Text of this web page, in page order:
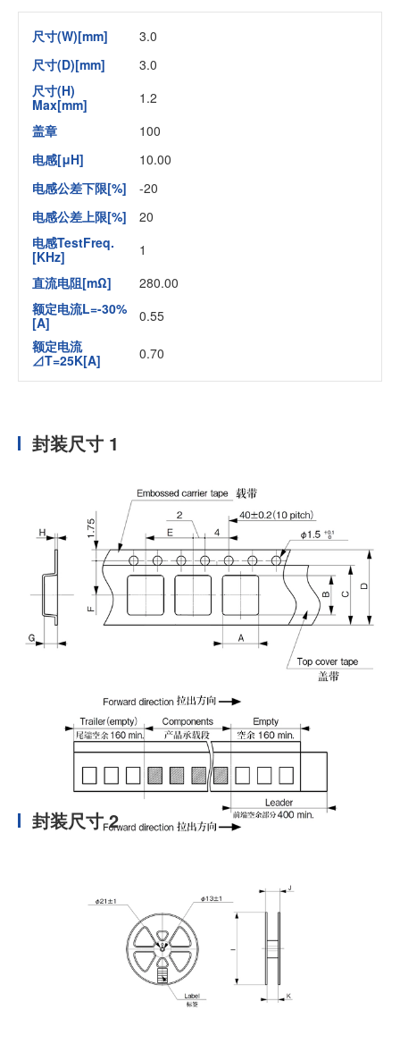
尺寸(W)[mm]
3.0
尺寸(D)[mm]
3.0
尺寸(H)
Max[mm]
1.2
盖章
100
电感[μH]
10.00
电感公差下限[%]
-20
电感公差上限[%]
20
电感TestFreq.
[KHz]
1
直流电阻[mΩ]
280.00
额定电流L=-30%
[A]
0.55
额定电流
⊿T=25K[A]
0.70
封装尺寸 1
封装尺寸 2